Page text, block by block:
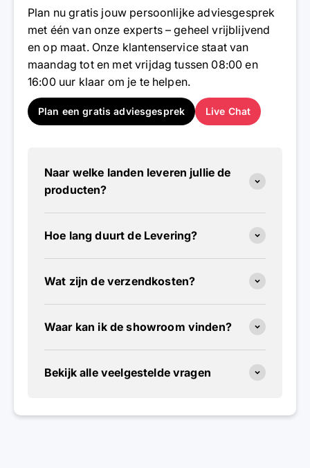
Plan nu gratis jouw persoonlijke adviesgesprek
met één van onze experts – geheel vrijblijvend
en op maat. Onze klantenservice staat van
maandag tot en met vrijdag tussen 08:00 en
16:00 uur klaar om je te helpen.
Plan een gratis adviesgesprek Live Chat
Naar welke landen leveren jullie de
producten?
Hoe lang duurt de Levering?
Wat zijn de verzendkosten?
Waar kan ik de showroom vinden?
Bekijk alle veelgestelde vragen